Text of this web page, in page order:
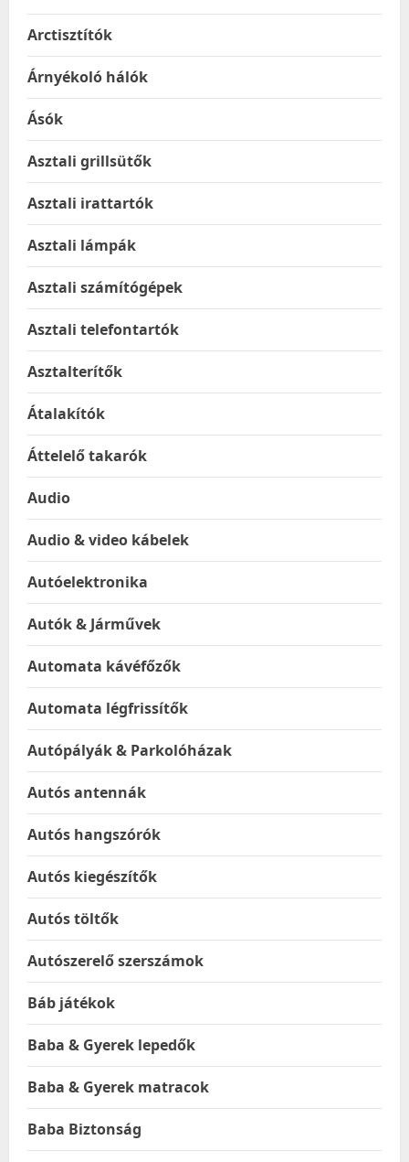
Arctisztítók
Árnyékoló hálók
Ásók
Asztali grillsütők
Asztali irattartók
Asztali lámpák
Asztali számítógépek
Asztali telefontartók
Asztalterítők
Átalakítók
Áttelelő takarók
Audio
Audio & video kábelek
Autóelektronika
Autók & Járművek
Automata kávéfőzők
Automata légfrissítők
Autópályák & Parkolóházak
Autós antennák
Autós hangszórók
Autós kiegészítők
Autós töltők
Autószerelő szerszámok
Báb játékok
Baba & Gyerek lepedők
Baba & Gyerek matracok
Baba Biztonság